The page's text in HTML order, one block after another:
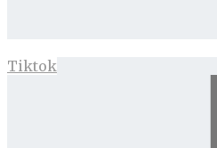
Tiktok